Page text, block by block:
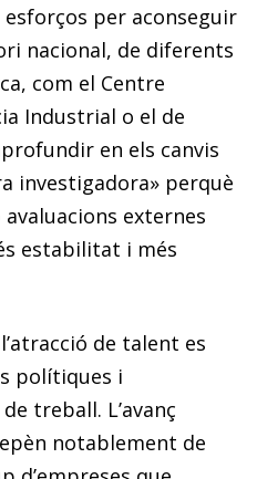
per aconseguir
nacional, de diferents
com el Centre
Industrial o el de
en els canvis
investigadora» perquè
externes
estabilitat i més
de talent es
polítiques i
treball. L’avanç
notablement de